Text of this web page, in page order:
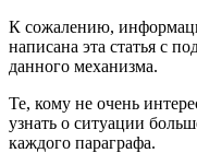
К сожалению,
написана эта статья с
данного механизма.
Те, кому не очень
узнать о ситуации
каждого параграфа.